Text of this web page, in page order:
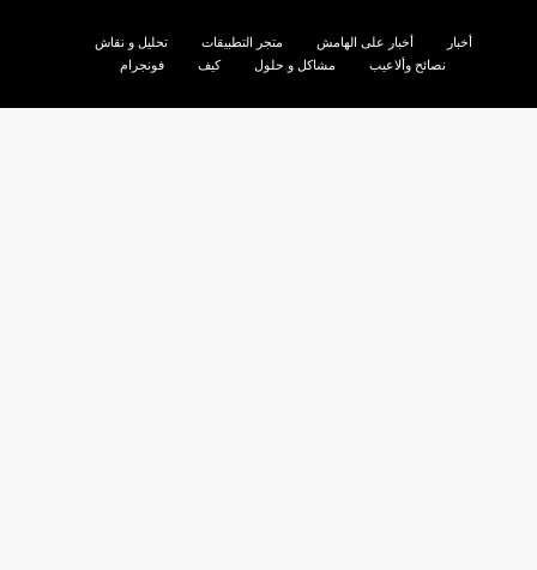
أخبار أخبار على الهامش متجر التطبيقات
تحليل و نقاش
نصائح وألاعيب
مشاكل و حلول كيف فونجرام